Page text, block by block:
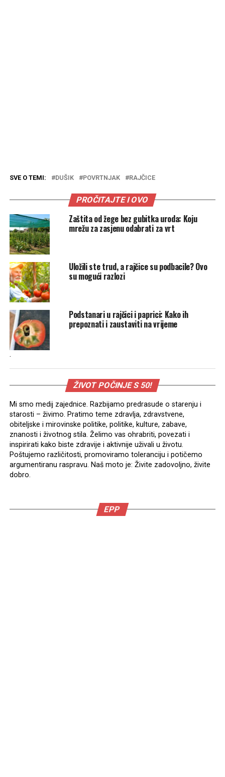
SVE O TEMI: DUŠIK POVRTNJAK RAJČICE
PROČITAJTE I OVO
Zaštita od žege bez gubitka uroda: Koju
mrežu za zasjenu odabrati za vrt
Uložili ste trud, a rajčice su podbacile? Ovo
su mogući razlozi
Podstanari u rajčici i paprici: Kako ih
prepoznati i zaustaviti na vrijeme
.
ŽIVOT POČINJE S 50!
Mi smo medij zajednice. Razbijamo predrasude o starenju i
starosti – živimo. Pratimo teme zdravlja, zdravstvene,
obiteljske i mirovinske politike, politike, kulture, zabave,
znanosti i životnog stila. Želimo vas ohrabriti, povezati i
inspirirati kako biste zdravije i aktivnije uživali u životu.
Poštujemo različitosti, promoviramo toleranciju i potičemo
argumentiranu raspravu. Naš moto je: Živite zadovoljno, živite
dobro.
EPP